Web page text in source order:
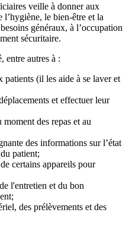
veille à donner aux
l’hygiène, le bien-être et la
généraux, à l’occupation
sécuritaire.
entre autres à :
patients (il les aide à se laver et
et effectuer leur
des repas et au
des informations sur l’état
patient;
certains appareils pour
l'entretien et du bon
des prélèvements et des